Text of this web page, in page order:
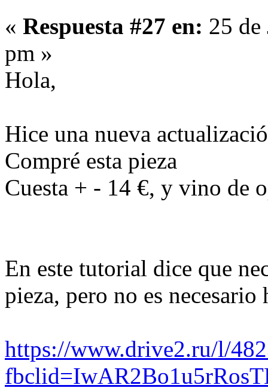
« Respuesta #27 en: 25
pm »
Hola,
Hice una nueva
Compré esta pieza
Cuesta + - 14 €, y vino de
En este tutorial dice que
pieza, pero no es necesario
https://www.drive2.ru/l/